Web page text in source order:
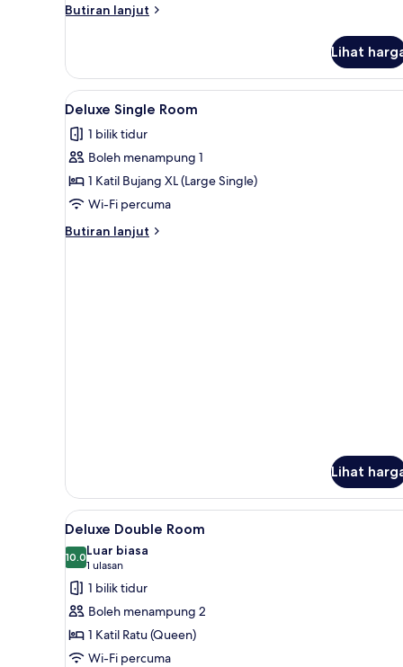
Butiran lanjut
Butiran
Double
And
Twin
Lihat
Lihat
semua
foto
untuk
Deluxe
Single
Room
1
Deluxe Single Room
1 bilik tidur
Boleh menampung 1
1 Katil Bujang XL (Large Single)
Wi-Fi percuma
Butiran lanjut
Butiran
Lihat
Lihat
semua
foto
untuk
Deluxe
Double
Room
Peralatan tempat tidur
6
Deluxe Double Room
10.010.0 daripada 10
Luar biasa
1 ulasan
(1
ulasan)
1 bilik tidur
Boleh menampung 2
1 Katil Ratu (Queen)
Wi-Fi percuma